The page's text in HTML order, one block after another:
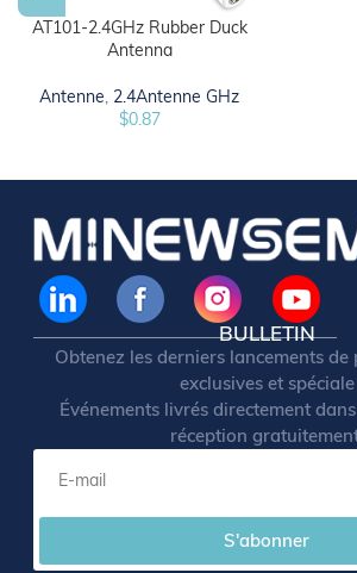
AT101-2.4GHz Rubber Duck
Antenna
Antenne, 2.4Antenne GHz
$0.87
BULLETIN
Obtenez les derniers lancements
exclusives et spéciale
Événements livrés directement
réception
S'abonner